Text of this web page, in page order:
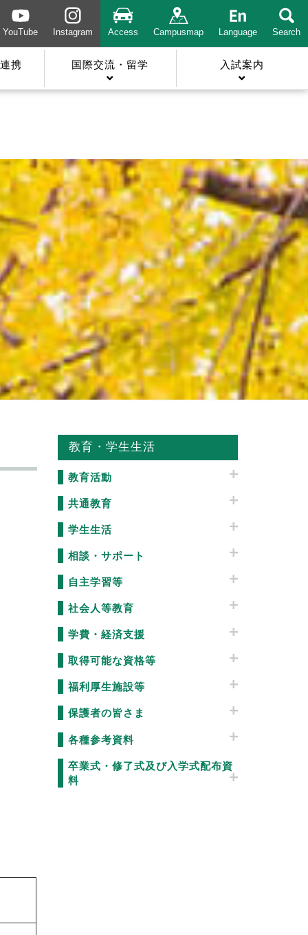
YouTube
Instagram Access Campusmap Language Search
携 国際交流・留学 入試案内
教育・学生生活
教育活動
共通教育
学生生活
相談・サポート
自主学習等
社会人等教育
学費・経済支援
取得可能な資格等
福利厚生施設等
保護者の皆さま
各種参考資料
卒業式・修了式及び入学式配布資
料